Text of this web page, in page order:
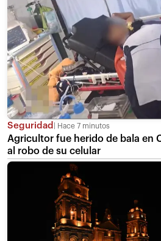
Seguridad Hace 7 minutos
Agricultor fue herido de bala en
al robo de su celular